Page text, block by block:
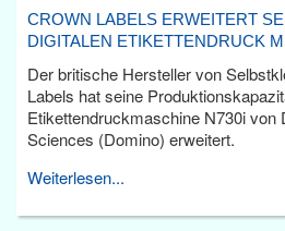
CROWN LABELS ERWEITERT
DIGITALEN ETIKETTENDRUCK
Der britische Hersteller von
Labels hat seine
Etikettendruckmaschine N730i von
Sciences (Domino) erweitert.
Weiterlesen...